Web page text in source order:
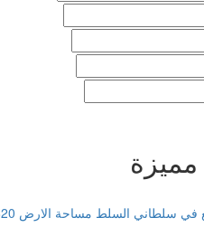
السلط مساحة الارض 820م عليها بناء قديم 600م منطقة فلل